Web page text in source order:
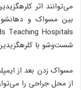
می‌توانند اثر
شست‌وشو با کلرهگزیدین حداقل ۳۰ دقیقه
مسواک زدن بعد از
از محل جراحی را